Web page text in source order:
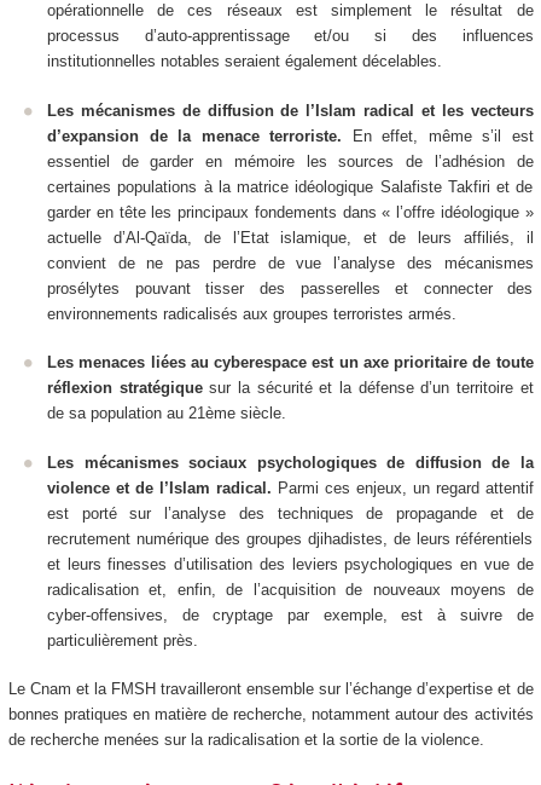
opérationnelle de ces réseaux est simplement le résultat de
processus d’auto-apprentissage et/ou si des influences
institutionnelles notables seraient également décelables.
Les mécanismes de diffusion de l’Islam radical et les vecteurs
d’expansion de la menace terroriste. En effet, même s’il est
essentiel de garder en mémoire les sources de l’adhésion de
certaines populations à la matrice idéologique Salafiste Takfiri et de
garder en tête les principaux fondements dans « l’offre idéologique »
actuelle d’Al-Qaïda, de l’Etat islamique, et de leurs affiliés, il
convient de ne pas perdre de vue l’analyse des mécanismes
prosélytes pouvant tisser des passerelles et connecter des
environnements radicalisés aux groupes terroristes armés.
Les menaces liées au cyberespace est un axe prioritaire de toute
réflexion stratégiquesur la sécurité et la défense d’un territoire et
de sa population au 21ème siècle.
Les mécanismes sociaux psychologiques de diffusion de la
violence et de l’Islam radical. Parmi ces enjeux, un regard attentif
est porté sur l’analyse des techniques de propagande et de
recrutement numérique des groupes djihadistes, de leurs référentiels
et leurs finesses d’utilisation des leviers psychologiques en vue de
radicalisation et, enfin, de l’acquisition de nouveaux moyens de
cyber-offensives, de cryptage par exemple, est à suivre de
particulièrement près.
Le Cnam et la FMSH travailleront ensemble sur l’échange d’expertise et de
bonnes pratiques en matière de recherche, notamment autour des activités
de recherche menées sur la radicalisation et la sortie de la violence.